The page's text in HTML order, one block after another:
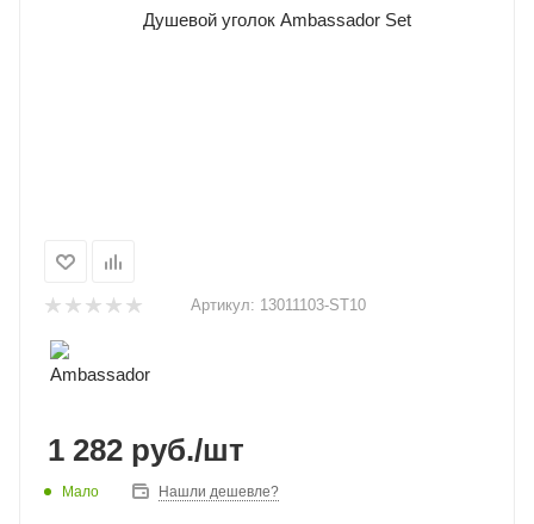
Артикул: 13011103-ST10
1 282 руб./шт
Мало Нашли дешевле?